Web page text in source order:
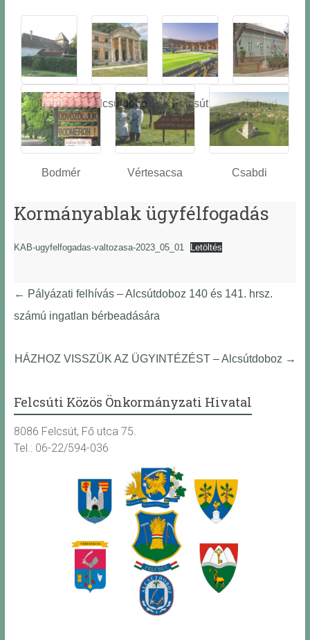
Óbarok
Alcsútdobo
z
Felcsút Tabajd
Bodmér Vértesacsa Csabdi
Kormányablak ügyfélfogadás
KAB-ugyfelfogadas-valtozasa-2023_05_01 Letöltés
← Pályázati felhívás – Alcsútdoboz 140 és 141. hrsz.
számú ingatlan bérbeadására
HÁZHOZ VISSZÜK AZ ÜGYINTÉZÉST – Alcsútdoboz →
Felcsúti Közös Önkormányzati Hivatal
8086 Felcsút, Fő utca 75.
Tel.: 06-22/594-036